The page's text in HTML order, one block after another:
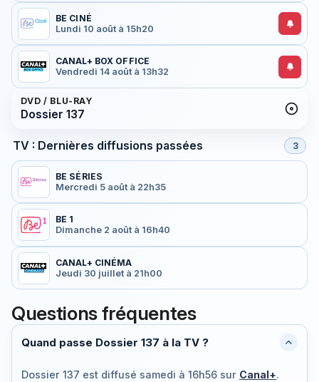
BE CINÉ
Lundi 10 août à 15h20
CANAL+ BOX OFFICE
Vendredi 14 août à 13h32
DVD / BLU-RAY
Dossier 137
TV : Dernières diffusions passées 3
BE SÉRIES
Mercredi 5 août à 22h35
BE 1
Dimanche 2 août à 16h40
CANAL+ CINÉMA
Jeudi 30 juillet à 21h00
Questions fréquentes
Quand passe Dossier 137 à la TV ?
Dossier 137 est diffusé samedi à 16h56 sur Canal+.